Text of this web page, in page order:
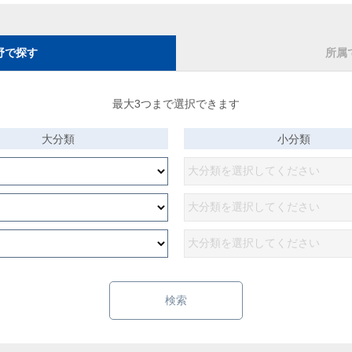
で探す 所属
最大3つまで選択できます
大分類 小分類
検索